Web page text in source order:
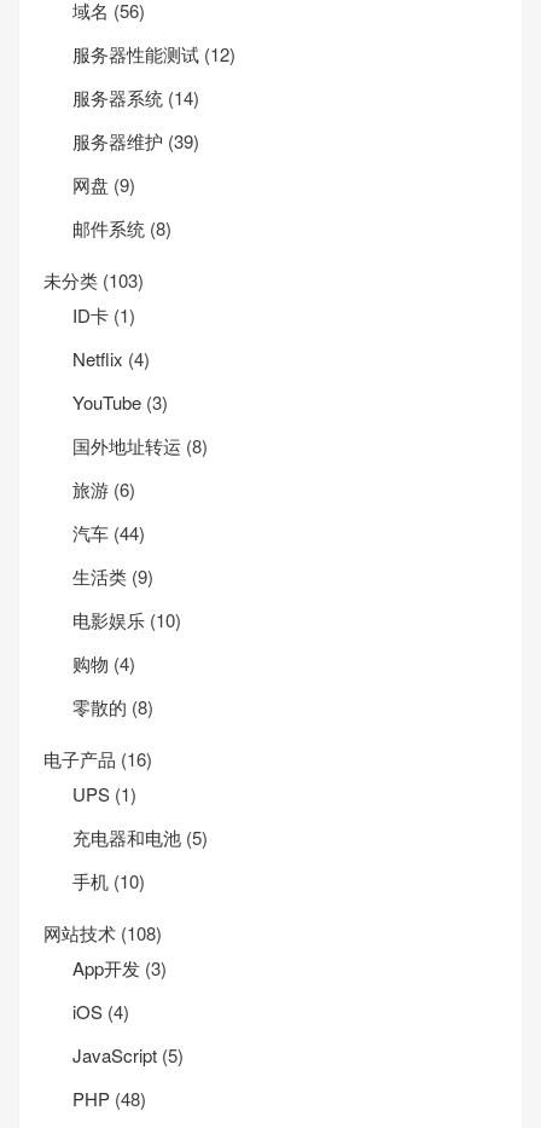
域名 (56)
服务器性能测试 (12)
服务器系统 (14)
服务器维护 (39)
网盘 (9)
邮件系统 (8)
未分类 (103)
ID卡 (1)
Net­flix (4)
YouTube (3)
国外地址转运 (8)
旅游 (6)
汽车 (44)
生活类 (9)
电影娱乐 (10)
购物 (4)
零散的 (8)
电子产品 (16)
UPS (1)
充电器和电池 (5)
手机 (10)
网站技术 (108)
App开发 (3)
iOS (4)
JavaScript (5)
PHP (48)